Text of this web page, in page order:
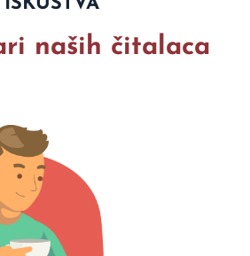
ISKUSTVA
naših čitalaca